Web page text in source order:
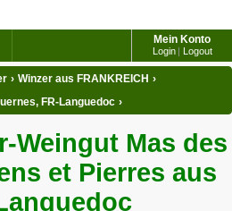
Mein Konto
Login | Logout
› Winzer aus FRANKREICH ›
FR-Languedoc ›
Weingut Mas des
et Pierres aus